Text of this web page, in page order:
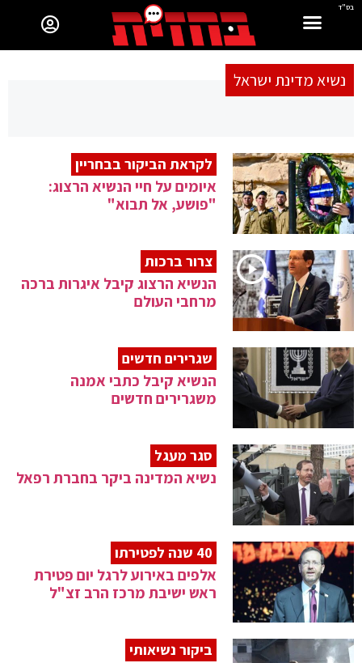
בס"ד
נשיא מדינת ישראל
לקראת הביקור בבחריין
איומים על חיי הנשיא הרצוג:
"פושע, אל תבוא"
צרור ברכות
הנשיא הרצוג קיבל איגרות ברכה
מרחבי העולם
שגרירים חדשים
הנשיא קיבל כתבי אמנה
משגרירים חדשים
סגר מעגל
נשיא המדינה ביקר בחברת רפאל
40 שנה לפטירתו
אלפים באירוע לרגל יום פטירת
ראש ישיבת מרכז הרב זצ"ל
ביקור נשיאותי